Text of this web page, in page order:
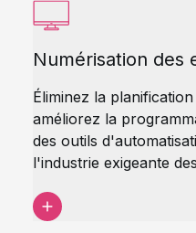
Numérisation des
Éliminez la
améliorez la
des outils
l'industrie exigeante